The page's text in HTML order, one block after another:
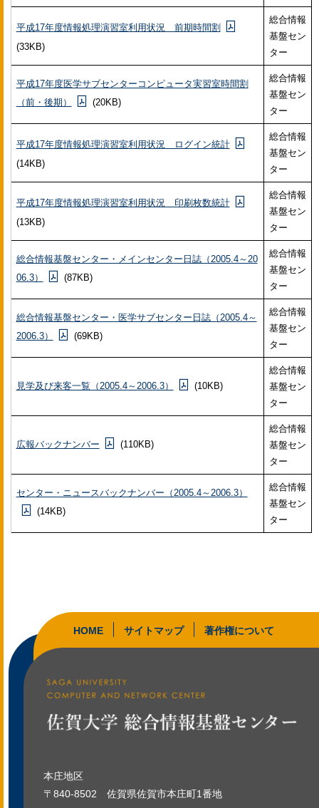
平成17年度情報処理演習室利用状況 前期時間割
(33KB)
総合情報
基盤セン
ター
平成17年度医学サブセンターコンピュータ実習室時間割
（前・後期）
(20KB)
総合情報
基盤セン
ター
平成17年度情報処理演習室利用状況 ログイン統計
(14KB)
総合情報
基盤セン
ター
平成17年度情報処理演習室利用状況 印刷枚数統計
(13KB)
総合情報
基盤セン
ター
総合情報基盤センター・メインセンター日誌（2005.4～20
06.3）
(87KB)
総合情報
基盤セン
ター
総合情報基盤センター・医学サブセンター日誌（2005.4～
2006.3）
(69KB)
総合情報
基盤セン
ター
見学及び来客一覧（2005.4～2006.3） (10KB)
総合情報
基盤セン
ター
広報バックナンバー (110KB)
総合情報
基盤セン
ター
センター・ニュースバックナンバー（2005.4～2006.3）
(14KB)
総合情報
基盤セン
ター
HOME サイトマップ 著作権について
本庄地区
〒840-8502
佐賀県佐賀市本庄町1番地